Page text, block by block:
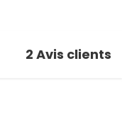
2 Avis clients